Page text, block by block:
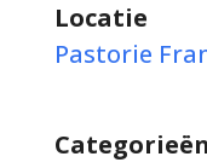
Locatie
Pastorie
Categorieën